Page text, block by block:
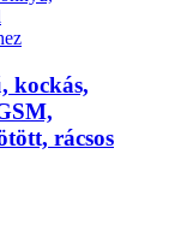
kockás,
rácsos